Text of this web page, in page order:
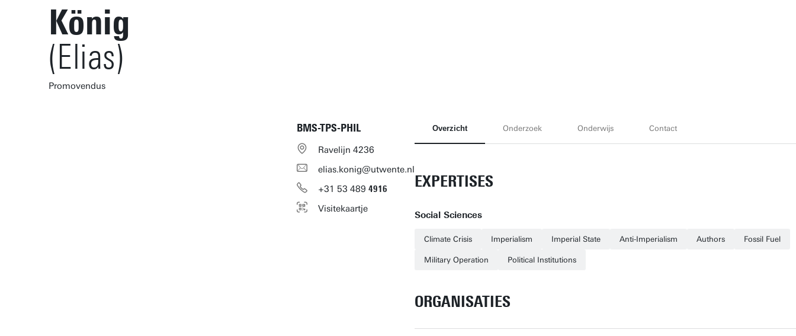
König
(Elias)
Promovendus
BMS-TPS-PHIL
Ravelijn 4236
elias.konig@utwente.nl
+31 53 489 4916
Visitekaartje
Overzicht Onderzoek Onderwijs Contact
EXPERTISES
Social Sciences
Climate Crisis Imperialism Imperial State Anti-Imperialism Authors Fossil Fuel
Military Operation Political Institutions
ORGANISATIES